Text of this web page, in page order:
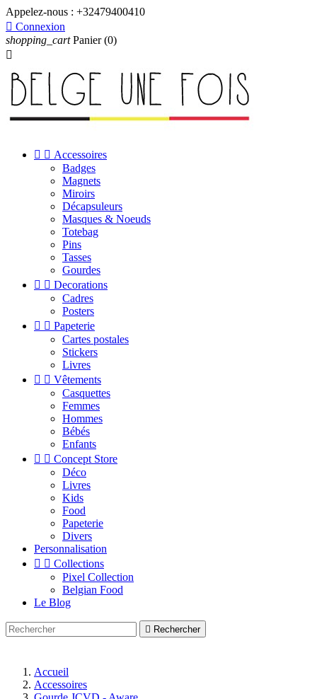
Appelez-nous : +32479400410
 Connexion
shopping_cart Panier (0)

  Accessoires
Badges
Magnets
Miroirs
Décapsuleurs
Masques & Noeuds
Totebag
Pins
Tasses
Gourdes
  Decorations
Cadres
Posters
  Papeterie
Cartes postales
Stickers
Livres
  Vêtements
Casquettes
Femmes
Hommes
Bébés
Enfants
  Concept Store
Déco
Livres
Kids
Food
Papeterie
Divers
Personnalisation
  Collections
Pixel Collection
Belgian Food
Le Blog
 Rechercher
Accueil
Accessoires